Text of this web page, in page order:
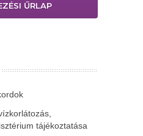
ŰRLAP
tájékoztatása